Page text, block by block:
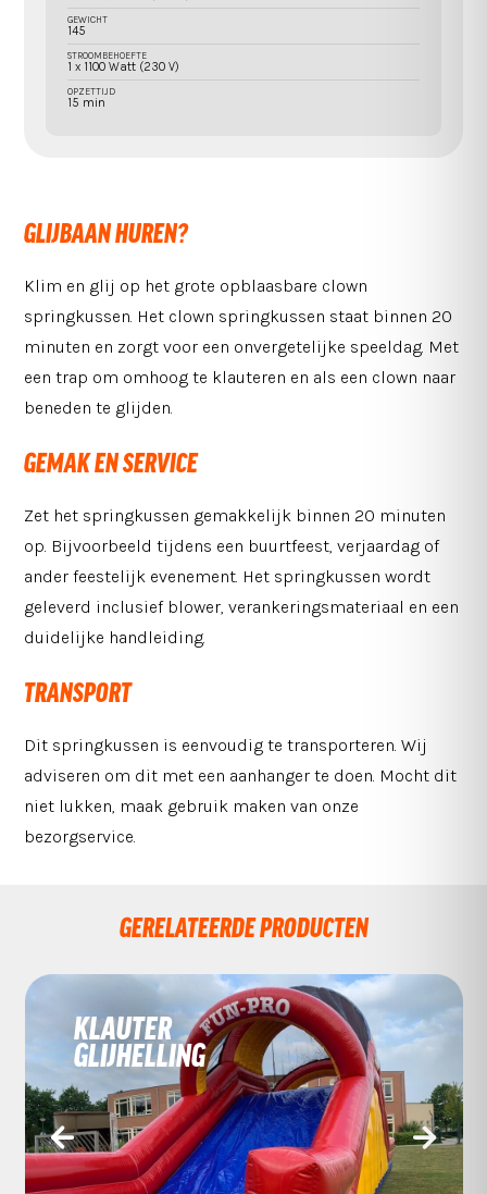
GEWICHT
145
STROOMBEHOEFTE
1 x 1100 Watt (230 V)
OPZETTIJD
15 min
GLIJBAAN HUREN?
Klim en glij op het grote opblaasbare clown
springkussen. Het clown springkussen staat binnen 20
minuten en zorgt voor een onvergetelijke speeldag. Met
een trap om omhoog te klauteren en als een clown naar
beneden te glijden.
GEMAK EN SERVICE
Zet het springkussen gemakkelijk binnen 20 minuten
op. Bijvoorbeeld tijdens een buurtfeest, verjaardag of
ander feestelijk evenement. Het springkussen wordt
geleverd inclusief blower, verankeringsmateriaal en een
duidelijke handleiding.
TRANSPORT
Dit springkussen is eenvoudig te transporteren. Wij
adviseren om dit met een aanhanger te doen. Mocht dit
niet lukken, maak gebruik maken van onze
bezorgservice.
GERELATEERDE PRODUCTEN
KLAUTER
GLIJHELLING
‹ ›